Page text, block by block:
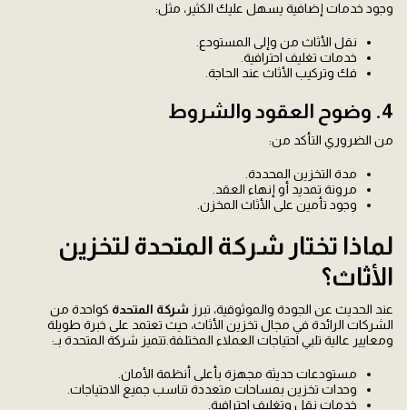
وجود خدمات إضافية يسهل عليك الكثير، مثل:
نقل الأثاث من وإلى المستودع.
خدمات تغليف احترافية.
فك وتركيب الأثاث عند الحاجة.
4. وضوح العقود والشروط
من الضروري التأكد من:
مدة التخزين المحددة.
مرونة تمديد أو إنهاء العقد.
وجود تأمين على الأثاث المخزن.
لماذا تختار شركة المتحدة لتخزين
الأثاث؟
عند الحديث عن الجودة والموثوقية، تبرز شركة المتحدة كواحدة من
الشركات الرائدة في مجال تخزين الأثاث، حيث تعتمد على خبرة طويلة
ومعايير عالية تلبي احتياجات العملاء المختلفة.تتميز شركة المتحدة بـ:
مستودعات حديثة مجهزة بأعلى أنظمة الأمان.
وحدات تخزين بمساحات متعددة تناسب جميع الاحتياجات.
خدمات نقل وتغليف احترافية.